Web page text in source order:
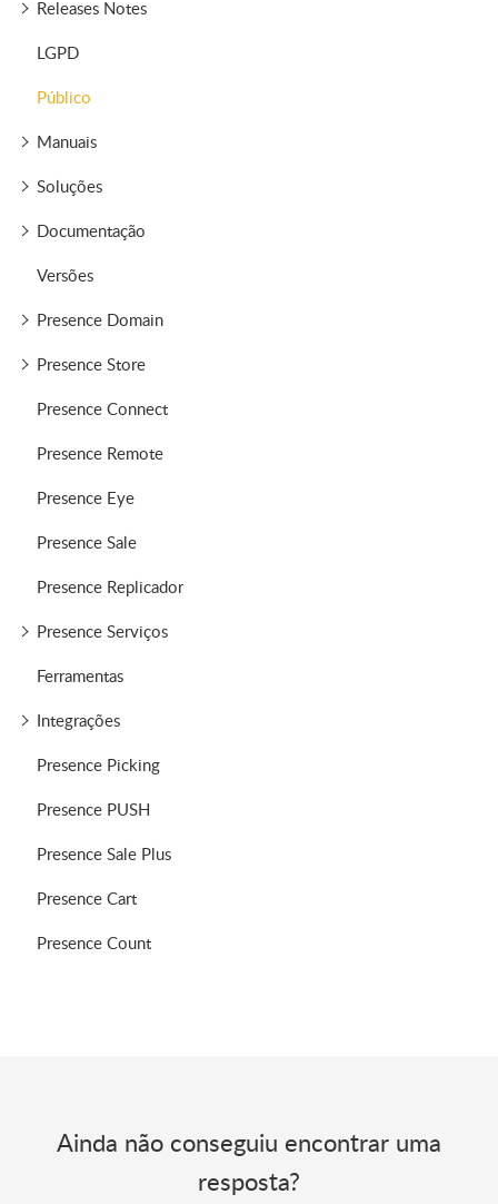
Releases Notes
LGPD
Público
Manuais
Soluções
Documentação
Versões
Presence Domain
Presence Store
Presence Connect
Presence Remote
Presence Eye
Presence Sale
Presence Replicador
Presence Serviços
Ferramentas
Integrações
Presence Picking
Presence PUSH
Presence Sale Plus
Presence Cart
Presence Count
Ainda não conseguiu encontrar uma
resposta?